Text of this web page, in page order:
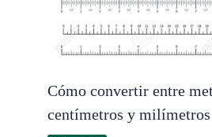
Cómo convertir entre
centímetros y milímetros